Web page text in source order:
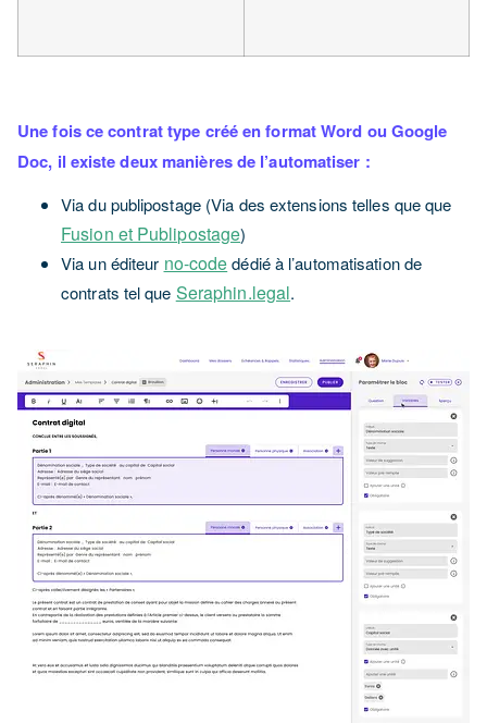
Une fois ce contrat type créé en format Word ou Google
Doc, il existe deux manières de l’automatiser :
Via du publipostage (Via des extensions telles que que
Fusion et Publipostage)
Via un éditeur no-codedédié à l’automatisation de
contrats tel que Seraphin.legal.